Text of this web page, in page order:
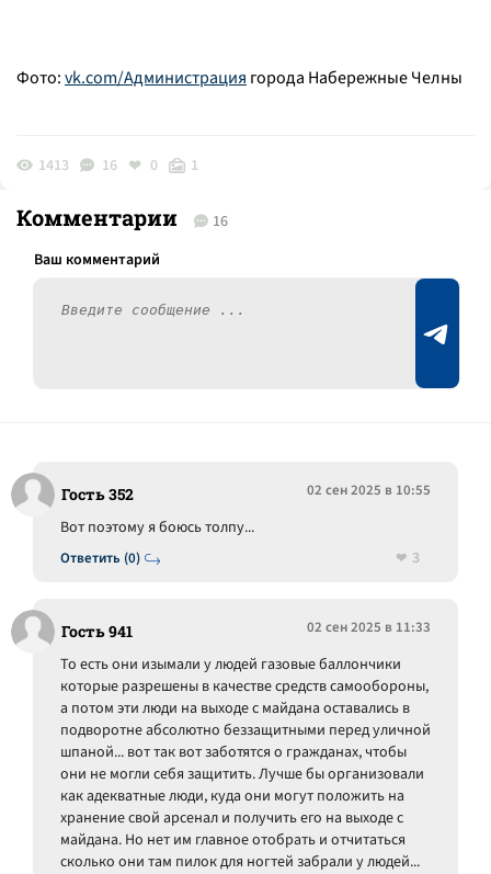
Фото:vk.com/Администрация города Набережные Челны
1413 16 0 1
Комментарии 16
Гость 352 02 сен 2025 в 10:55
Ответить (0)
Вот поэтому я боюсь толпу...
3
Гость 941 02 сен 2025 в 11:33
То есть они изымали у людей газовые баллончики
которые разрешены в качестве средств самообороны,
а потом эти люди на выходе с майдана оставались в
подворотне абсолютно беззащитными перед уличной
шпаной... вот так вот заботятся о гражданах, чтобы
они не могли себя защитить. Лучше бы организовали
как адекватные люди, куда они могут положить на
хранение свой арсенал и получить его на выходе с
майдана. Но нет им главное отобрать и отчитаться
сколько они там пилок для ногтей забрали у людей...